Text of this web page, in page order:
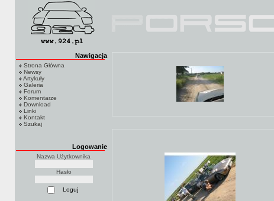
Nawigacja
Strona Główna
Newsy
Artykuły
Galeria
Forum
Komentarze
Download
Linki
Kontakt
Szukaj
Logowanie
Nazwa Użytkownika
Hasło